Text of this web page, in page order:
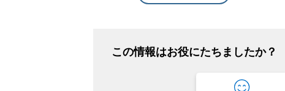
この情報はお役にたちましたか？